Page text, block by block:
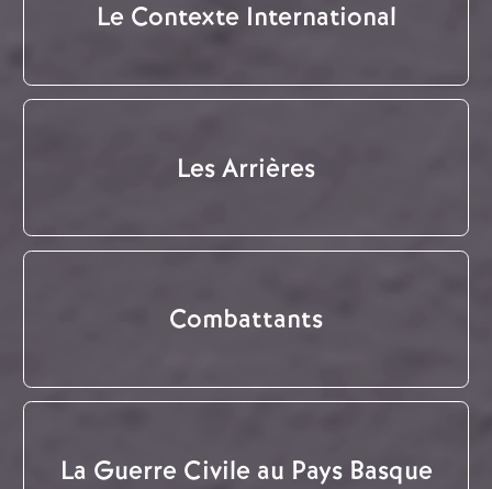
Le Contexte International
Les Arrières
Combattants
La Guerre Civile au Pays Basque